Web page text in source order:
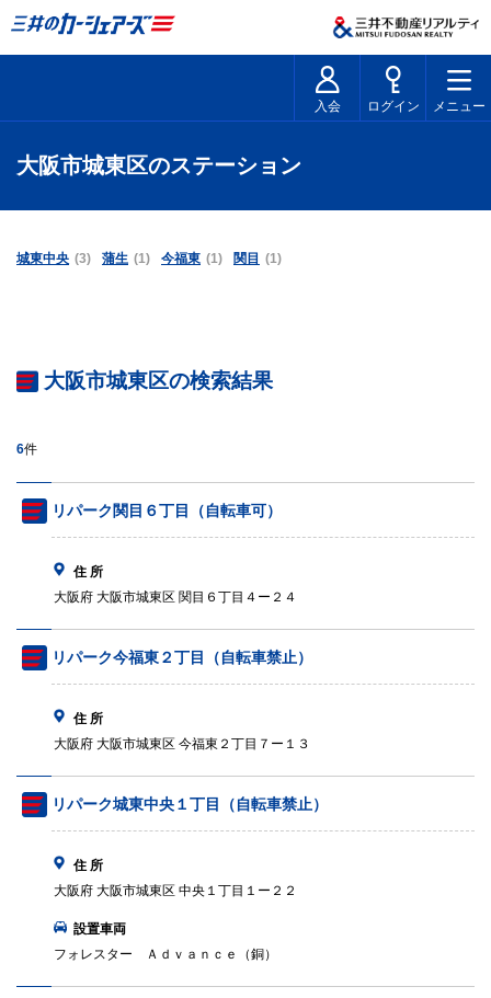
入会 ログイン メニュー
大阪市城東区のステーション
城東中央 (3) 蒲生 (1) 今福東 (1) 関目 (1)
大阪市城東区の検索結果
6件
リパーク関目６丁目（自転車可）
住 所
大阪府 大阪市城東区 関目６丁目４ー２４
リパーク今福東２丁目（自転車禁止）
住 所
大阪府 大阪市城東区 今福東２丁目７ー１３
リパーク城東中央１丁目（自転車禁止）
住 所
大阪府 大阪市城東区 中央１丁目１ー２２
設置車両
フォレスター Ａｄｖａｎｃｅ（銅）